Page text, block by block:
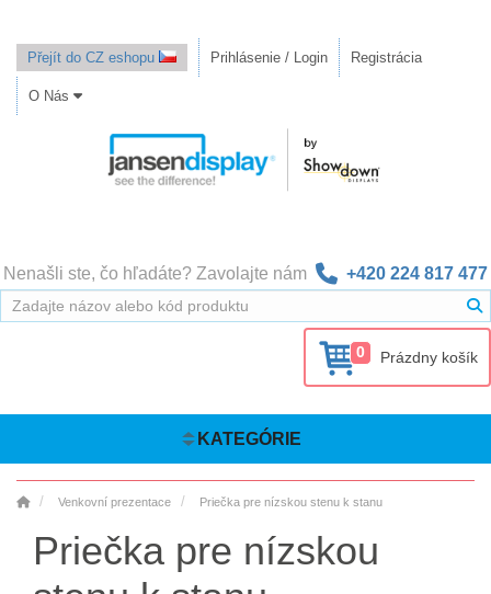
Přejít do CZ eshopu Prihlásenie / Login Registrácia
O Nás
Nenašli ste, čo hľadáte? Zavolajte nám +420 224 817 477
0 Prázdny košík
KATEGÓRIE
Venkovní prezentace Priečka pre nízskou stenu k stanu
Priečka pre nízskou